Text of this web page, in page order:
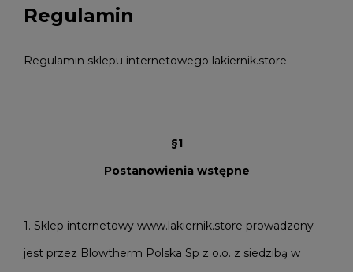
Regulamin
Regulamin sklepu internetowego lakiernik.store
§1
Postanowienia wstępne
1. Sklep internetowy www.lakiernik.store prowadzony
jest przez Blowtherm Polska Sp z o.o. z siedzibą w